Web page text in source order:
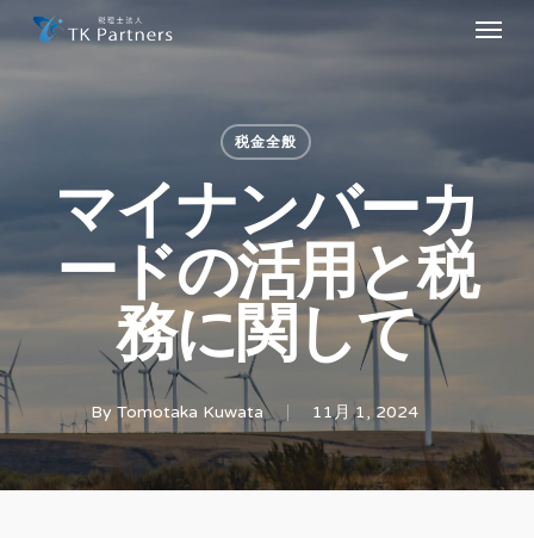
Skip
Menu
税金全般
マイナンバーカ
ードの活用と税
務に関して
By Tomotaka Kuwata 11月 1, 2024